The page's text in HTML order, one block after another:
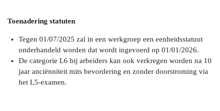
Toenadering statuten
Tegen 01/07/2025 zal in een werkgroep een eenheidsstatuut
onderhandeld worden dat wordt ingevoerd op 01/01/2026.
De categorie L6 bij arbeiders kan ook verkregen worden na 10
jaar anciënniteit mits bevordering en zonder doorstroming via
het L5-examen.